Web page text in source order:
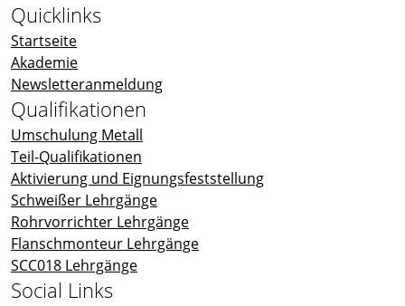
Quicklinks
Startseite
Akademie
Newsletteranmeldung
Qualifikationen
Umschulung Metall
Teil-Qualifikationen
Aktivierung und Eignungsfeststellung
Schweißer Lehrgänge
Rohrvorrichter Lehrgänge
Flanschmonteur Lehrgänge
SCC018 Lehrgänge
Social Links